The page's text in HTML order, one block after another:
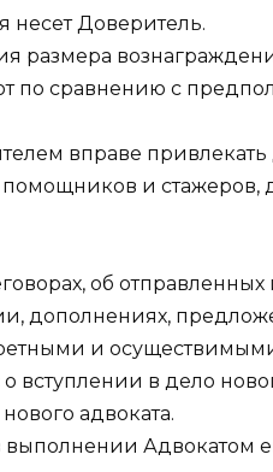
несет Доверитель.
размера
по сравнению с
вправе привлекать
и стажеров,
об
дополнениях,
и
вступлении в дело
адвоката.
выполнении Адвокатом